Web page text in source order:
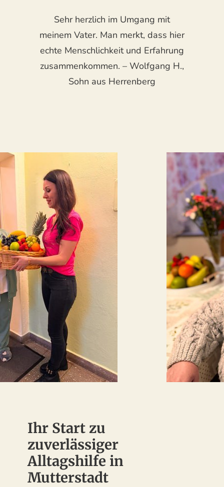
Sehr herzlich im Umgang mit
meinem Vater. Man merkt, dass hier
echte Menschlichkeit und Erfahrung
zusammenkommen. – Wolfgang H.,
Sohn aus Herrenberg
Ihr Start zu
zuverlässiger
Alltagshilfe in
Mutterstadt